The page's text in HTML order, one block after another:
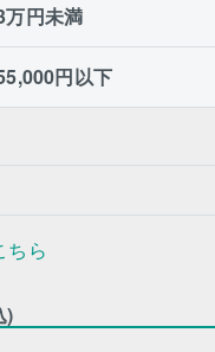
万円未満
円以下
ちら
)